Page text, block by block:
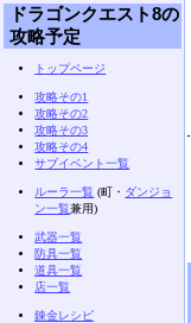
ドラゴンクエスト8の
攻略予定
トップページ
攻略その1
攻略その2
攻略その3
攻略その4
サブイベント一覧
ルーラ一覧 (町・ ダンジョ
ン一覧兼用)
武器一覧
防具一覧
道具一覧
店一覧
錬金レシピ